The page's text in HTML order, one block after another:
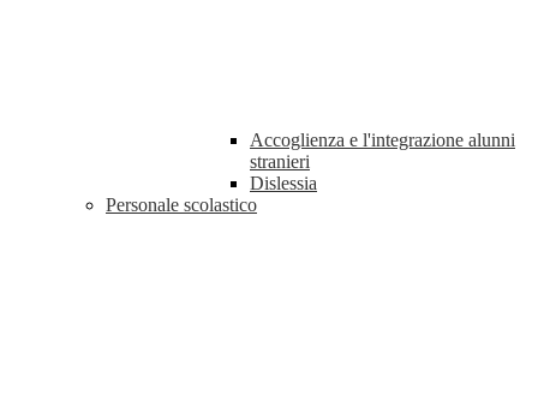
Accoglienza e l'integrazione alunni
stranieri
Dislessia
Personale scolastico